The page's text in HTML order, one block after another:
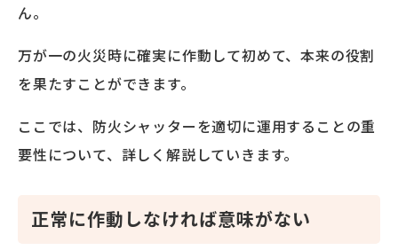
ん。
万が一の火災時に確実に作動して初めて、本来の役割
を果たすことができます。
ここでは、防火シャッターを適切に運用することの重
要性について、詳しく解説していきます。
正常に作動しなければ意味がない